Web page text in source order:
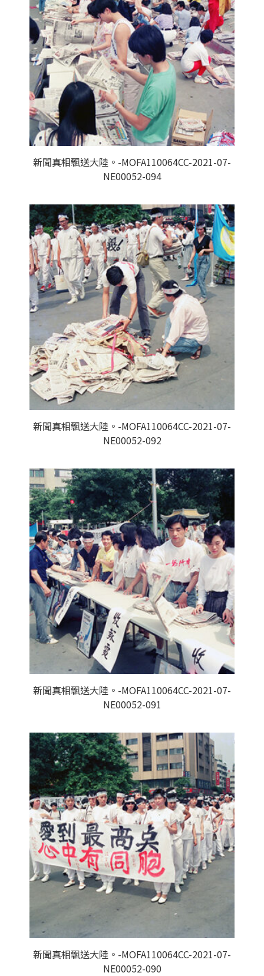
新聞真相飄送大陸。-MOFA110064CC-2021-07-
NE00052-094
新聞真相飄送大陸。-MOFA110064CC-2021-07-
NE00052-092
新聞真相飄送大陸。-MOFA110064CC-2021-07-
NE00052-091
新聞真相飄送大陸。-MOFA110064CC-2021-07-
NE00052-090